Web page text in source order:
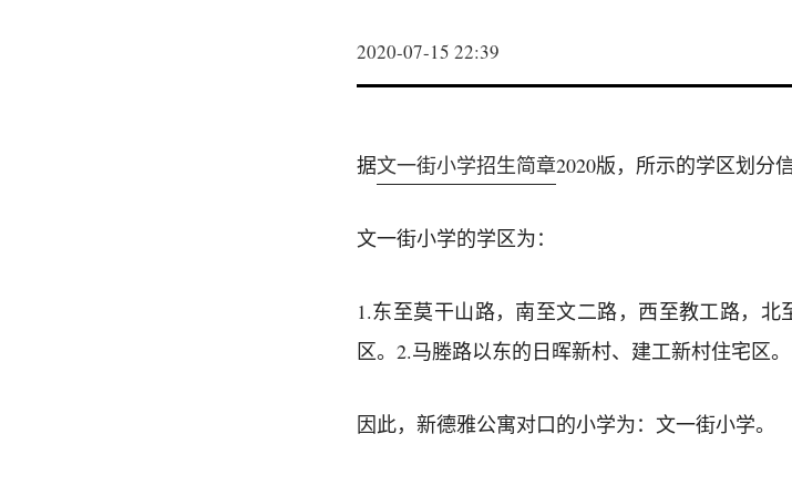
2020-07-15 22:39
据文一街小学招生简章2020版，所示的学区划分信
文一街小学的学区为：
1.东至莫干山路，南至文二路，西至教工路，北
区。2.马塍路以东的日晖新村、建工新村住宅区。
因此，新德雅公寓对口的小学为：文一街小学。